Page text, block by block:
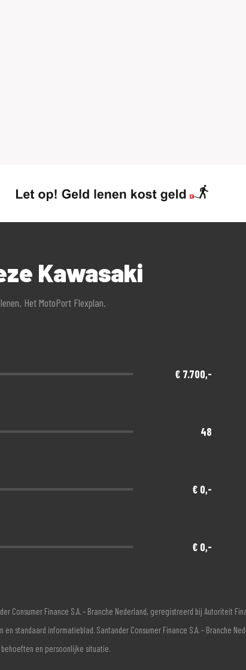
Kawasaki
Het MotoPort Flexplan.
€ 7.700,-
48
€ 0,-
€ 0,-
Consumer Finance S.A. – Branche Nederland, geregistreerd bij Autoriteit
standaard informatieblad. Santander Consumer Finance S.A. – Branche
en persoonlijke situatie.